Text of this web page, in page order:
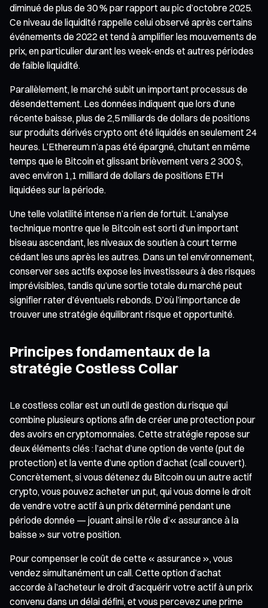
diminué de plus de 30 % par rapport au pic d’octobre 2025.
Ce niveau de liquidité rappelle celui observé après certains
événements de 2022 et tend à amplifier les mouvements de
prix, en particulier durant les week-ends et autres périodes
de faible liquidité.
Parallèlement, le marché subit un important processus de
désendettement. Les données indiquent que lors d’une
récente baisse, plus de 2,5 milliards de dollars de positions
sur produits dérivés crypto ont été liquidés en seulement 24
heures. L’Ethereum n’a pas été épargné, chutant en même
temps que le Bitcoin et glissant brièvement vers 2 300 $,
avec environ 1,1 milliard de dollars de positions ETH
liquidées sur la période.
Une telle volatilité intense n’a rien de fortuit. L’analyse
technique montre que le Bitcoin est sorti d’un important
biseau ascendant, les niveaux de soutien à court terme
cédant les uns après les autres. Dans un tel environnement,
conserver ses actifs expose les investisseurs à des risques
imprévisibles, tandis qu’une sortie totale du marché peut
signifier rater d’éventuels rebonds. D’où l’importance de
trouver une stratégie équilibrant risque et opportunité.
Principes fondamentaux de la
stratégie Costless Collar
Le costless collar est un outil de gestion du risque qui
combine plusieurs options afin de créer une protection pour
des avoirs en cryptomonnaies. Cette stratégie repose sur
deux éléments clés : l’achat d’une option de vente (put de
protection) et la vente d’une option d’achat (call couvert).
Concrètement, si vous détenez du Bitcoin ou un autre actif
crypto, vous pouvez acheter un put, qui vous donne le droit
de vendre votre actif à un prix déterminé pendant une
période donnée — jouant ainsi le rôle d’« assurance à la
baisse » sur votre position.
Pour compenser le coût de cette « assurance », vous
vendez simultanément un call. Cette option d’achat
accorde à l’acheteur le droit d’acquérir votre actif à un prix
convenu dans un délai défini, et vous percevez une prime